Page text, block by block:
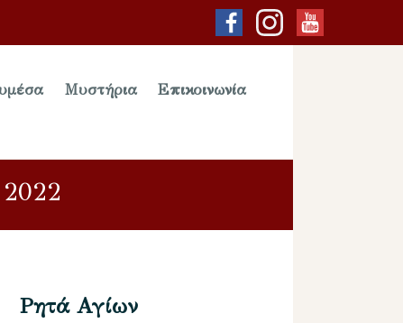
Μυστήρια Επικοινωνία
Ρητά Αγίων